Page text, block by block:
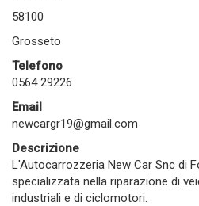
58100
Grosseto
Telefono
0564 29226
Email
newcargr19@gmail.com
Descrizione
L'Autocarrozzeria New Car Snc di
specializzata nella riparazione di
industriali e di ciclomotori.